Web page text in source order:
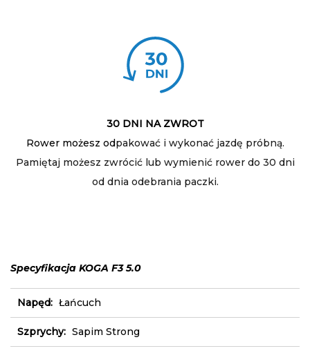
30 DNI NA ZWROT
Rower możesz odpakować i wykonać jazdę próbną.
Pamiętaj możesz zwrócić lub wymienić rower do 30 dni
od dnia odebrania paczki.
Specyfikacja KOGA F3 5.0
Napęd: Łańcuch
Szprychy: Sapim Strong